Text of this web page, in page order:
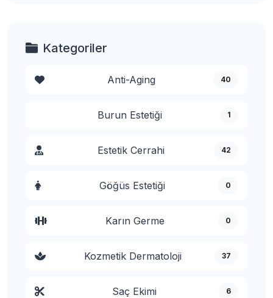
Kategoriler
Anti-Aging 40
Burun Estetiği 1
Estetik Cerrahi 42
Göğüs Estetiği 0
Karın Germe 0
Kozmetik Dermatoloji 37
Saç Ekimi 6